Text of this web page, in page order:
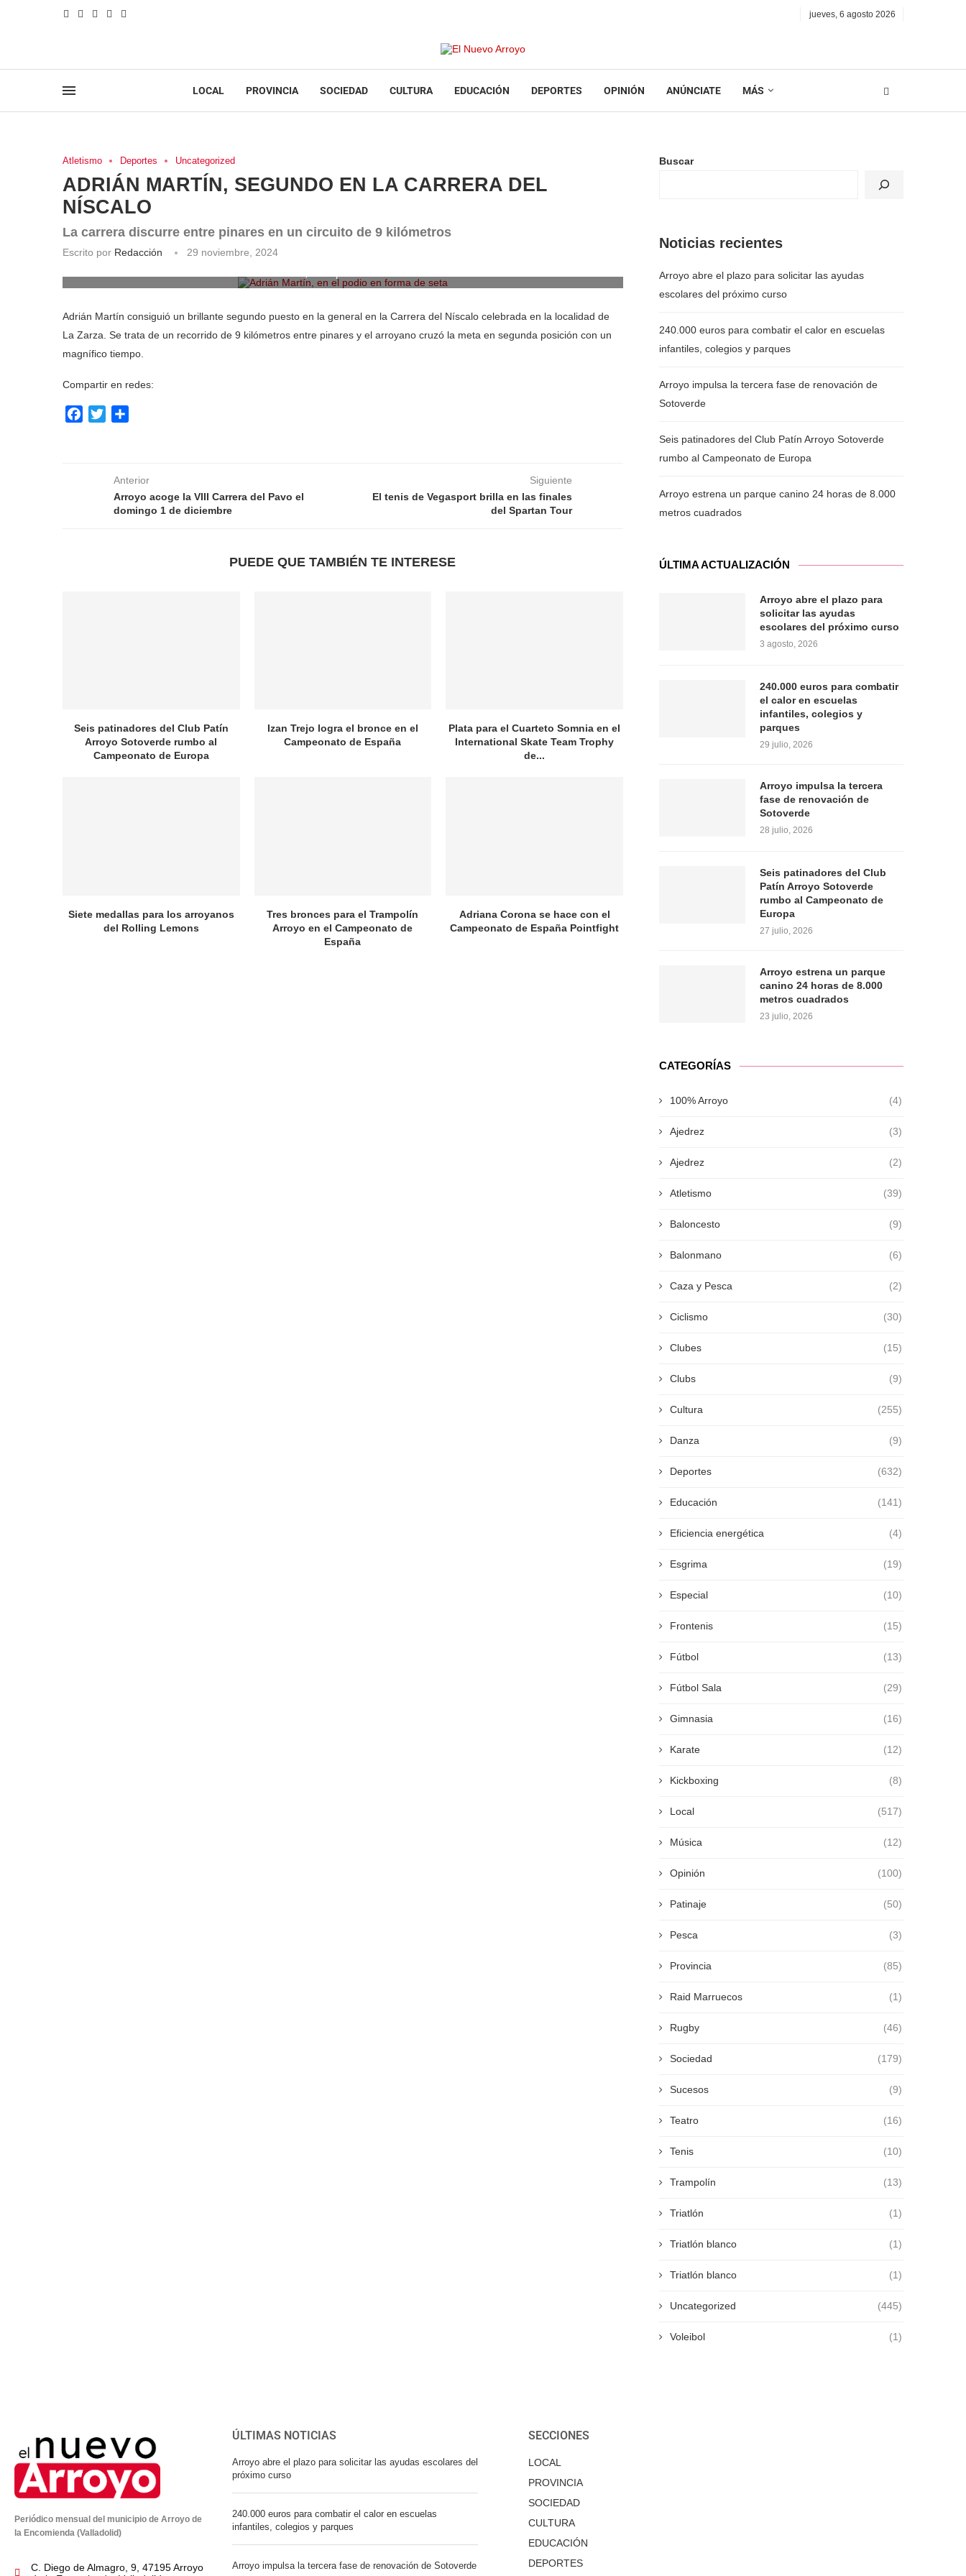
jueves, 6 agosto 2026
LOCAL PROVINCIA SOCIEDAD CULTURA EDUCACIÓN DEPORTES OPINIÓN ANÚNCIATE MÁS
Atletismo Deportes Uncategorized
ADRIÁN MARTÍN, SEGUNDO EN LA CARRERA DEL
NÍSCALO
La carrera discurre entre pinares en un circuito de 9 kilómetros
Escrito por Redacción
29 noviembre, 2024
Adrián Martín consiguió un brillante segundo puesto en la general en la Carrera del Níscalo celebrada en la localidad de
La Zarza. Se trata de un recorrido de 9 kilómetros entre pinares y el arroyano cruzó la meta en segunda posición con un
magnífico tiempo.
Compartir en redes:
Facebook
Twitter
Anterior
Arroyo acoge la VIII Carrera del Pavo el
domingo 1 de diciembre
Siguiente
El tenis de Vegasport brilla en las finales
del Spartan Tour
PUEDE QUE TAMBIÉN TE INTERESE
Seis patinadores del Club Patín
Arroyo Sotoverde rumbo al
Campeonato de Europa
Izan Trejo logra el bronce en el
Campeonato de España
Plata para el Cuarteto Somnia en el
International Skate Team Trophy
de...
Siete medallas para los arroyanos
del Rolling Lemons
Tres bronces para el Trampolín
Arroyo en el Campeonato de
España
Adriana Corona se hace con el
Campeonato de España Pointfight
Buscar
Noticias recientes
Arroyo abre el plazo para solicitar las ayudas
escolares del próximo curso
240.000 euros para combatir el calor en escuelas
infantiles, colegios y parques
Arroyo impulsa la tercera fase de renovación de
Sotoverde
Seis patinadores del Club Patín Arroyo Sotoverde
rumbo al Campeonato de Europa
Arroyo estrena un parque canino 24 horas de 8.000
metros cuadrados
ÚLTIMA ACTUALIZACIÓN
Arroyo abre el plazo para
solicitar las ayudas
escolares del próximo curso
3 agosto, 2026
240.000 euros para combatir
el calor en escuelas
infantiles, colegios y
parques
29 julio, 2026
Arroyo impulsa la tercera
fase de renovación de
Sotoverde
28 julio, 2026
Seis patinadores del Club
Patín Arroyo Sotoverde
rumbo al Campeonato de
Europa
27 julio, 2026
Arroyo estrena un parque
canino 24 horas de 8.000
metros cuadrados
23 julio, 2026
CATEGORÍAS
100% Arroyo (4)
Ajedrez (3)
Ajedrez (2)
Atletismo (39)
Baloncesto (9)
Balonmano (6)
Caza y Pesca (2)
Ciclismo (30)
Clubes (15)
Clubs (9)
Cultura (255)
Danza (9)
Deportes (632)
Educación (141)
Eficiencia energética (4)
Esgrima (19)
Especial (10)
Frontenis (15)
Fútbol (13)
Fútbol Sala (29)
Gimnasia (16)
Karate (12)
Kickboxing (8)
Local (517)
Música (12)
Opinión (100)
Patinaje (50)
Pesca (3)
Provincia (85)
Raid Marruecos (1)
Rugby (46)
Sociedad (179)
Sucesos (9)
Teatro (16)
Tenis (10)
Trampolín (13)
Triatlón (1)
Triatlón blanco (1)
Triatlón blanco (1)
Uncategorized (445)
Voleibol (1)
Periódico mensual del municipio de Arroyo de
la Encomienda (Valladolid)
C. Diego de Almagro, 9, 47195 Arroyo
ÚLTIMAS NOTICIAS
Arroyo abre el plazo para solicitar las ayudas escolares del
próximo curso
240.000 euros para combatir el calor en escuelas
infantiles, colegios y parques
Arroyo impulsa la tercera fase de renovación de Sotoverde
SECCIONES
LOCAL
PROVINCIA
SOCIEDAD
CULTURA
EDUCACIÓN
DEPORTES